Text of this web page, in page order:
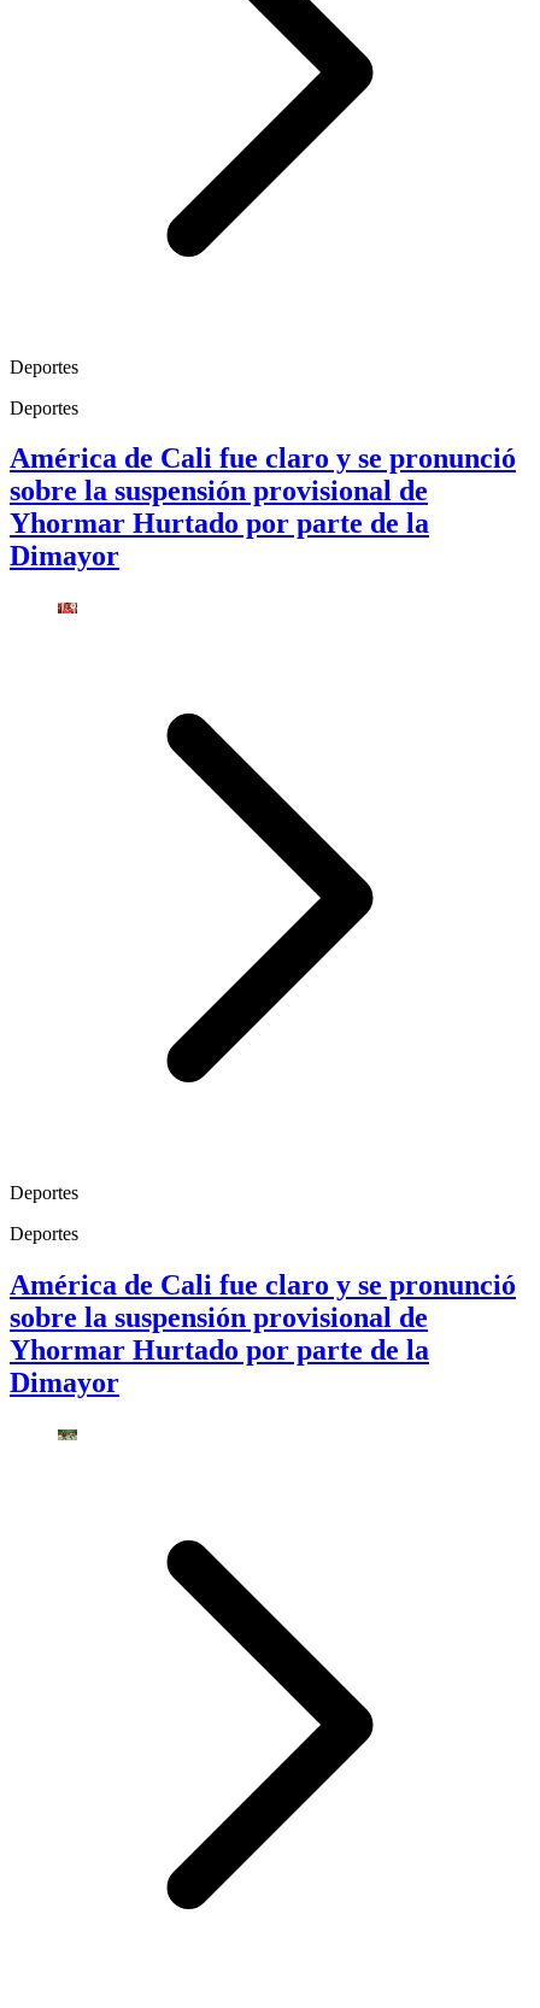
Deportes
Deportes
América de Cali fue claro y se pronunció
sobre la suspensión provisional de
Yhormar Hurtado por parte de la
Dimayor
Deportes
Deportes
América de Cali fue claro y se pronunció
sobre la suspensión provisional de
Yhormar Hurtado por parte de la
Dimayor